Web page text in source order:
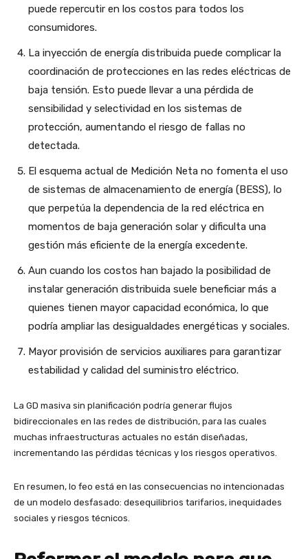
puede repercutir en los costos para todos los
consumidores.
La inyección de energía distribuida puede complicar la
coordinación de protecciones en las redes eléctricas de
baja tensión. Esto puede llevar a una pérdida de
sensibilidad y selectividad en los sistemas de
protección, aumentando el riesgo de fallas no
detectada.
El esquema actual de Medición Neta no fomenta el uso
de sistemas de almacenamiento de energía (BESS), lo
que perpetúa la dependencia de la red eléctrica en
momentos de baja generación solar y dificulta una
gestión más eficiente de la energía excedente.
Aun cuando los costos han bajado la posibilidad de
instalar generación distribuida suele beneficiar más a
quienes tienen mayor capacidad económica, lo que
podría ampliar las desigualdades energéticas y sociales.
Mayor provisión de servicios auxiliares para garantizar
estabilidad y calidad del suministro eléctrico.
La GD masiva sin planificación podría generar flujos
bidireccionales en las redes de distribución, para las cuales
muchas infraestructuras actuales no están diseñadas,
incrementando las pérdidas técnicas y los riesgos operativos.
En resumen, lo feo está en las consecuencias no intencionadas
de un modelo desfasado: desequilibrios tarifarios, inequidades
sociales y riesgos técnicos.